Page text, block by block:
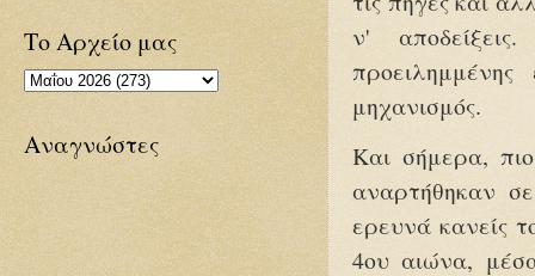
ν'
μηχανισμός.
Και σήμερα,
αναρτήθηκαν
ερευνά κανείς
4ου αιώνα,
Το Αρχείο μας
Αναγνώστες